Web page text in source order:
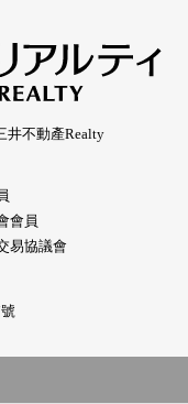
井不動產Realty
會員
易協議會